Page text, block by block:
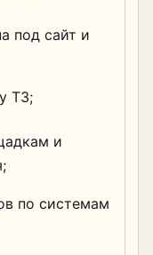
под сайт и
ТЗ;
и
по системам